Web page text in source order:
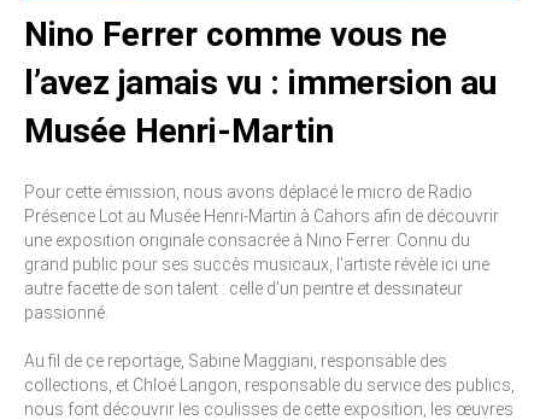
Nino Ferrer comme vous ne
l’avez jamais vu : immersion au
Musée Henri-Martin
Pour cette émission, nous avons déplacé le micro de Radio
Présence Lot au Musée Henri-Martin à Cahors afin de découvrir
une exposition originale consacrée à Nino Ferrer. Connu du
grand public pour ses succès musicaux, l’artiste révèle ici une
autre facette de son talent : celle d’un peintre et dessinateur
passionné.
Au fil de ce reportage, Sabine Maggiani, responsable des
collections, et Chloé Langon, responsable du service des publics,
nous font découvrir les coulisses de cette exposition, les œuvres